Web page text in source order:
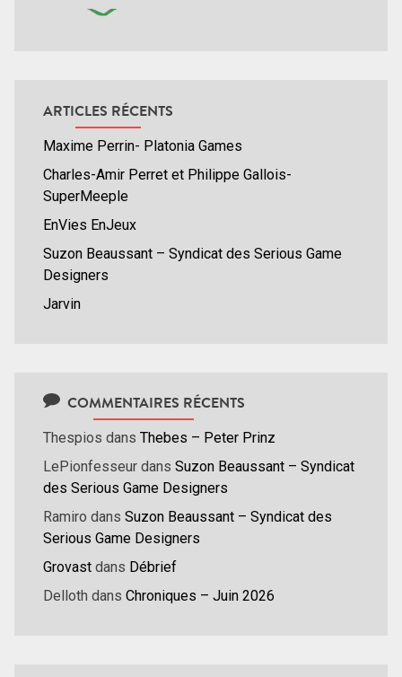
ARTICLES RÉCENTS
Maxime Perrin- Platonia Games
Charles-Amir Perret et Philippe Gallois-
SuperMeeple
EnVies EnJeux
Suzon Beaussant – Syndicat des Serious Game
Designers
Jarvin
COMMENTAIRES RÉCENTS
Thespios dans Thebes – Peter Prinz
LePionfesseur dans Suzon Beaussant – Syndicat
des Serious Game Designers
Ramiro dans Suzon Beaussant – Syndicat des
Serious Game Designers
Grovast dans Débrief
Delloth dans Chroniques – Juin 2026